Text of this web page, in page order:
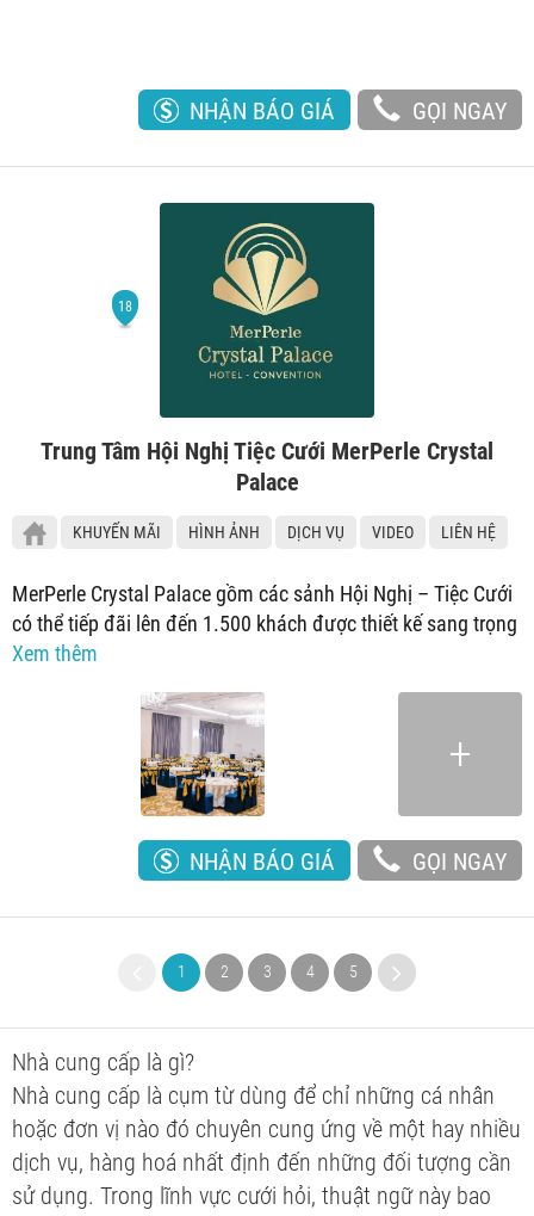
NHẬN BÁO GIÁ GỌI NGAY
Trung Tâm Hội Nghị Tiệc Cưới MerPerle Crystal
Palace
KHUYẾN MÃI HÌNH ẢNH DỊCH VỤ VIDEO LIÊN HỆ
MerPerle Crystal Palace gồm các sảnh Hội Nghị – Tiệc Cưới
có thể tiếp đãi lên đến 1.500 khách được thiết kế sang trọng
Xem thêm
NHẬN BÁO GIÁ GỌI NGAY
1 2 3 4 5 6
Nhà cung cấp là gì?
Nhà cung cấp là cụm từ dùng để chỉ những cá nhân
hoặc đơn vị nào đó chuyên cung ứng về một hay nhiều
dịch vụ, hàng hoá nhất định đến những đối tượng cần
sử dụng. Trong lĩnh vực cưới hỏi, thuật ngữ này bao